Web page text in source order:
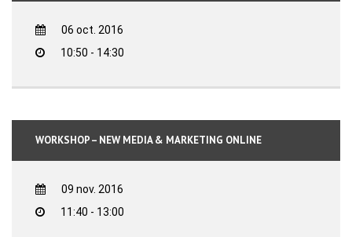
06 oct. 2016
10:50 - 14:30
WORKSHOP – NEW MEDIA & MARKETING ONLINE
09 nov. 2016
11:40 - 13:00